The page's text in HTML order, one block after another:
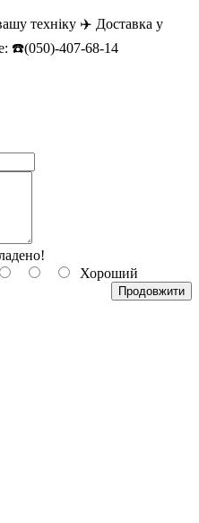
техніку ✈️ Доставка у
☎️(050)-407-68-14
Хороший
Продовжити